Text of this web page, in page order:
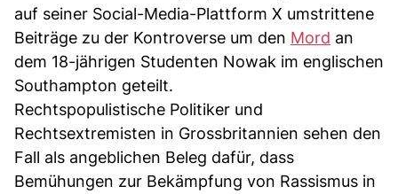
auf seiner Social-Media-Plattform X umstrittene
Beiträge zu der Kontroverse um den Mord an
dem 18-jährigen Studenten Nowak im englischen
Southampton geteilt.
Rechtspopulistische Politiker und
Rechtsextremisten in Grossbritannien sehen den
Fall als angeblichen Beleg dafür, dass
Bemühungen zur Bekämpfung von Rassismus in